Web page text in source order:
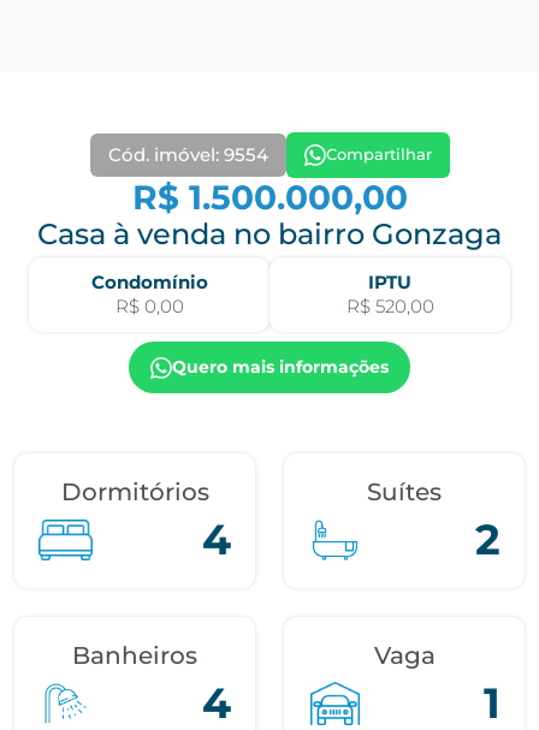
Cód. imóvel: 9554 Compartilhar
R$ 1.500.000,00
Casa à venda no bairro Gonzaga
Condomínio
R$ 0,00
IPTU
R$ 520,00
Quero mais informações
Dormitórios
4
Suítes
2
Banheiros
4
Vaga
1